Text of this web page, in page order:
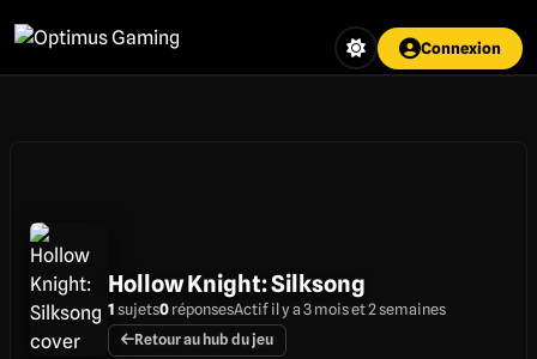
au
contenu
Connexion
Hollow Knight: Silksong
1 sujets0 réponsesActif il y a 3 mois et 2 semaines
Retour au hub du jeu